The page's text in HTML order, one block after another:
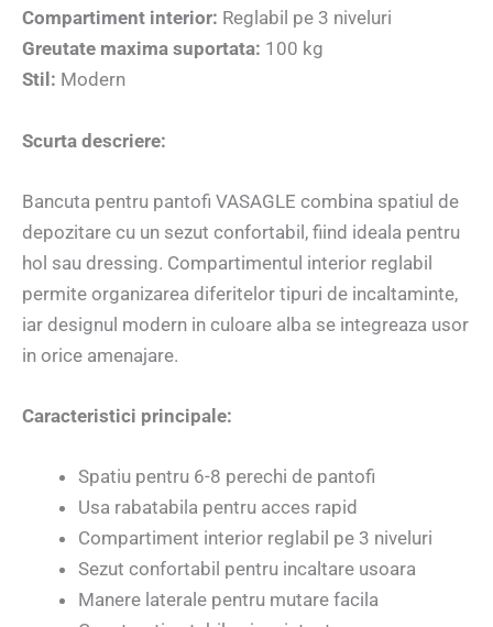
Compartiment interior: Reglabil pe 3 niveluri
Greutate maxima suportata: 100 kg
Stil: Modern
Scurta descriere:
Bancuta pentru pantofi VASAGLE combina spatiul de
depozitare cu un sezut confortabil, fiind ideala pentru
hol sau dressing. Compartimentul interior reglabil
permite organizarea diferitelor tipuri de incaltaminte,
iar designul modern in culoare alba se integreaza usor
in orice amenajare.
Caracteristici principale:
Spatiu pentru 6-8 perechi de pantofi
Usa rabatabila pentru acces rapid
Compartiment interior reglabil pe 3 niveluri
Sezut confortabil pentru incaltare usoara
Manere laterale pentru mutare facila